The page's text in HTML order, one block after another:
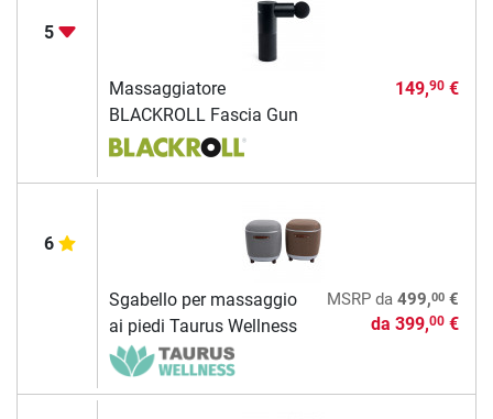
5
Massaggiatore
BLACKROLL Fascia Gun
149,90€
6
Sgabello per massaggio
ai piedi Taurus Wellness
MSRPda 499,00€
da 399,00€